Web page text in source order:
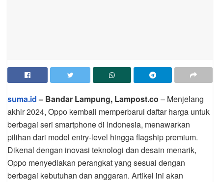
suma.id– Bandar Lampung, Lampost.co – Menjelang
akhir 2024, Oppo kembali memperbarui daftar harga untuk
berbagai seri smartphone di Indonesia, menawarkan
pilihan dari model entry-level hingga flagship premium.
Dikenal dengan inovasi teknologi dan desain menarik,
Oppo menyediakan perangkat yang sesuai dengan
berbagai kebutuhan dan anggaran. Artikel ini akan